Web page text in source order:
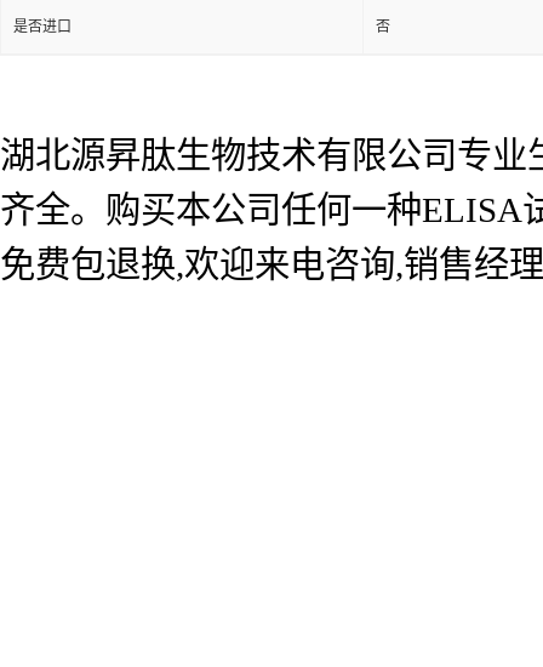
是否进口 否
湖北源昇肽生物技术有限公司专
齐全。购买本公司任何一种ELISA
免费包退换,欢迎来电咨询,销售经